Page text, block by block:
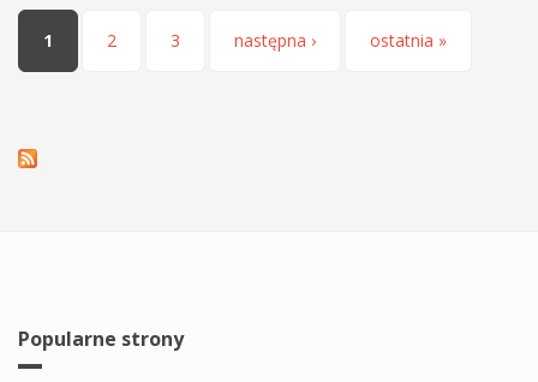
Strony
1 2 3 następna › ostatnia »
Popularne strony